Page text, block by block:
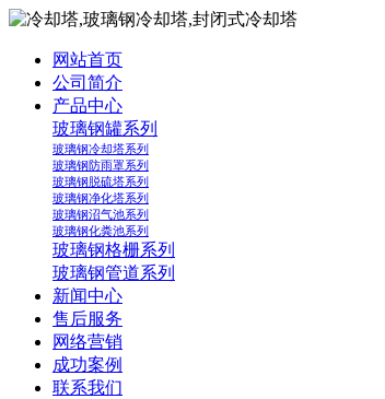
网站首页
公司简介
产品中心
玻璃钢罐系列
玻璃钢冷却塔系列
玻璃钢防雨罩系列
玻璃钢脱硫塔系列
玻璃钢净化塔系列
玻璃钢沼气池系列
玻璃钢化粪池系列
玻璃钢格栅系列
玻璃钢管道系列
新闻中心
售后服务
网络营销
成功案例
联系我们